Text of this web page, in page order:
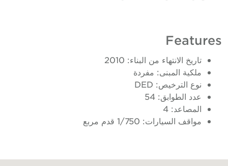
Features
تاريخ الانتهاء من البناء: 2010
ملكية المبنى: مفردة
نوع الترخيص: DED
عدد الطوابق: 54
المصاعد: 4
مواقف السيارات: 1/750 قدم مربع